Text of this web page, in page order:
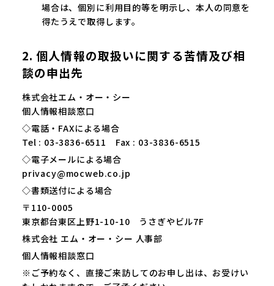
場合は、個別に利用目的等を明示し、本人の同意を
得たうえで取得します。
2. 個人情報の取扱いに関する苦情及び相
談の申出先
株式会社エム・オー・シー
個人情報相談窓口
◇電話・FAXによる場合
Tel : 03-3836-6511 Fax : 03-3836-6515
◇電子メールによる場合
privacy@mocweb.co.jp
◇書類送付による場合
〒110-0005
東京都台東区上野1-10-10 うさぎやビル7F
株式会社 エム・オー・シー 人事部
個人情報相談窓口
※ご予約なく、直接ご来訪してのお申し出は、お受けい